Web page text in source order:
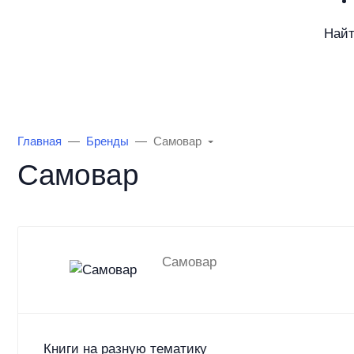
Главная Бренды Самовар
Самовар
Самовар
Книги на разную тематику